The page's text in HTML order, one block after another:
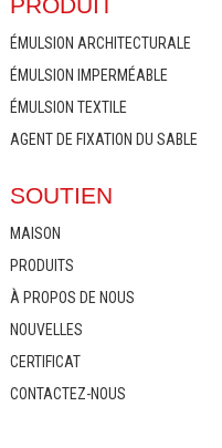
ÉMULSION ARCHITECTURALE
ÉMULSION IMPERMÉABLE
ÉMULSION TEXTILE
AGENT DE FIXATION DU SABLE
SOUTIEN
MAISON
PRODUITS
À PROPOS DE NOUS
NOUVELLES
CERTIFICAT
CONTACTEZ-NOUS